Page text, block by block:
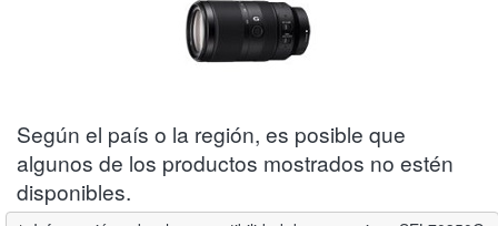
Según el país o la región, es posible que
algunos de los productos mostrados no estén
disponibles.